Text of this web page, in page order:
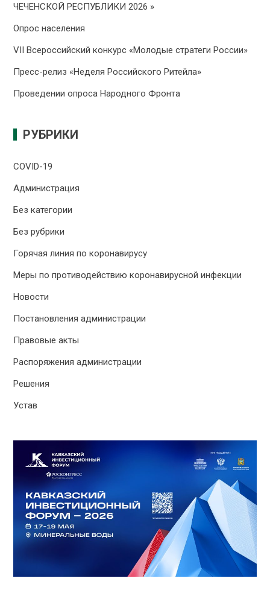
ЧЕЧЕНСКОЙ РЕСПУБЛИКИ 2026 »
Опрос населения
VII Всероссийский конкурс «Молодые стратеги России»
Пресс-релиз «Неделя Российского Ритейла»
Проведении опроса Народного Фронта
РУБРИКИ
COVID-19
Администрация
Без категории
Без рубрики
Горячая линия по коронавирусу
Меры по противодействию коронавирусной инфекции
Новости
Постановления администрации
Правовые акты
Распоряжения администрации
Решения
Устав